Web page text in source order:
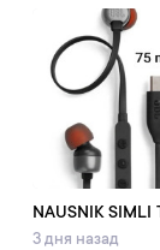
NAUSNIK SIMLI
3 дня назад